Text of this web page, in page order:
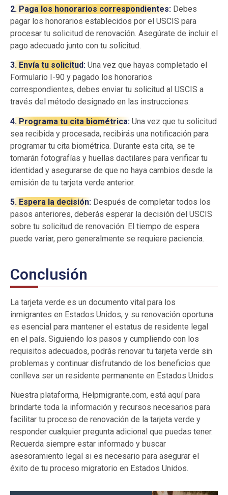
2. Paga los honorarios correspondientes: Debes
pagar los honorarios establecidos por el USCIS para
procesar tu solicitud de renovación. Asegúrate de incluir el
pago adecuado junto con tu solicitud.
3. Envía tu solicitud: Una vez que hayas completado el
Formulario I-90 y pagado los honorarios
correspondientes, debes enviar tu solicitud al USCIS a
través del método designado en las instrucciones.
4. Programa tu cita biométrica: Una vez que tu solicitud
sea recibida y procesada, recibirás una notificación para
programar tu cita biométrica. Durante esta cita, se te
tomarán fotografías y huellas dactilares para verificar tu
identidad y asegurarse de que no haya cambios desde la
emisión de tu tarjeta verde anterior.
5. Espera la decisión: Después de completar todos los
pasos anteriores, deberás esperar la decisión del USCIS
sobre tu solicitud de renovación. El tiempo de espera
puede variar, pero generalmente se requiere paciencia.
Conclusión
La tarjeta verde es un documento vital para los
inmigrantes en Estados Unidos, y su renovación oportuna
es esencial para mantener el estatus de residente legal
en el país. Siguiendo los pasos y cumpliendo con los
requisitos adecuados, podrás renovar tu tarjeta verde sin
problemas y continuar disfrutando de los beneficios que
conlleva ser un residente permanente en Estados Unidos.
Nuestra plataforma, Helpmigrante.com, está aquí para
brindarte toda la información y recursos necesarios para
facilitar tu proceso de renovación de la tarjeta verde y
responder cualquier pregunta adicional que puedas tener.
Recuerda siempre estar informado y buscar
asesoramiento legal si es necesario para asegurar el
éxito de tu proceso migratorio en Estados Unidos.